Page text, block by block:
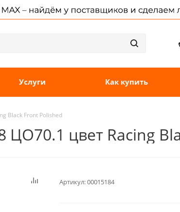
Услуги Как купить
Black Front Polished
ЦО70.1 цвет Racing
Артикул:00015184